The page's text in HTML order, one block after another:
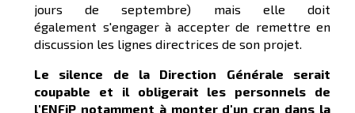
jours de septembre) mais elle doit
également s'engager à accepter de remettre en
discussion les lignes directrices de son projet.
Le silence de la Direction Générale serait
coupable et il obligerait les personnels de
l'ENFiP notamment à monter d'un cran dans la